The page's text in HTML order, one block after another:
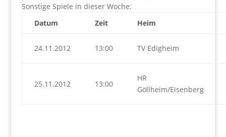
Sonstige Spiele in dieser Woche:
Datum
Zeit Heim
24.11.2012 13:00 TV Edigheim
25.11.2012 13:00
HR
Göllheim/Eisenberg